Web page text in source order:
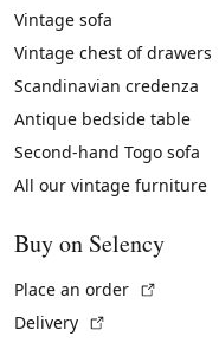
Vintage sofa
Vintage chest of drawers
Scandinavian credenza
Antique bedside table
Second-hand Togo sofa
All our vintage furniture
Buy on Selency
Place an order
Delivery